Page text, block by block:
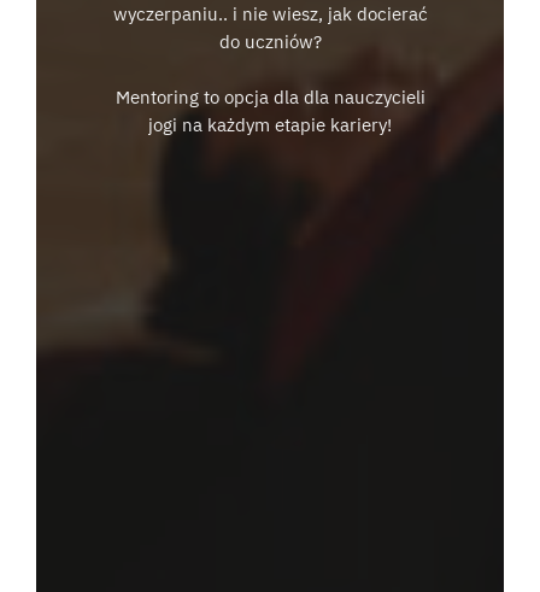
wyczerpaniu.. i nie wiesz, jak docierać
do uczniów?
Mentoring to opcja dla dla nauczycieli
jogi na każdym etapie kariery!